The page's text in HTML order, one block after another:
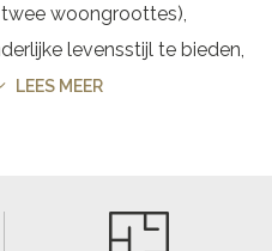
woongroottes),
levensstijl te bieden,
LEES MEER